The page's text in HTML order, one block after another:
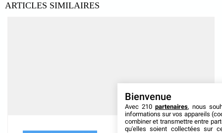
ARTICLES SIMILAIRES
Bienvenue
Avec 210 partenaires, nous
informations sur vos appareils
combiner et transmettre entre
qu'elles soient collectées sur